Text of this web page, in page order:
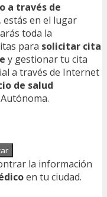
a través de
estás en el lugar
toda la
para solicitar cita
y gestionar tu cita
a través de Internet
de salud
la información
en tu ciudad.